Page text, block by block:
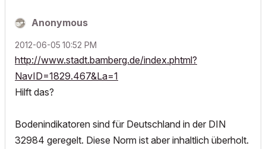
Anonymous
‎2012-06-05 10:52 PM
http://www.stadt.bamberg.de/index.phtml?
NavID=1829.467&La=1
Hilft das?
Bodenindikatoren sind für Deutschland in der DIN
32984 geregelt. Diese Norm ist aber inhaltlich überholt.